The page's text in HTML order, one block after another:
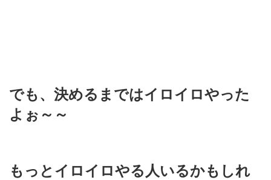
でも、決めるまではイロイロやった
よぉ～～
もっとイロイロやる人いるかもしれ